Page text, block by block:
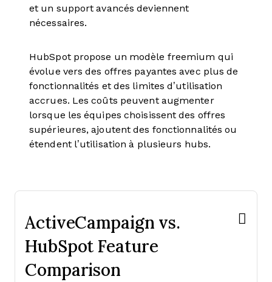
et un support avancés deviennent
nécessaires.
HubSpot propose un modèle freemium qui
évolue vers des offres payantes avec plus de
fonctionnalités et des limites d’utilisation
accrues. Les coûts peuvent augmenter
lorsque les équipes choisissent des offres
supérieures, ajoutent des fonctionnalités ou
étendent l’utilisation à plusieurs hubs.
ActiveCampaign vs.
HubSpot Feature
Comparison